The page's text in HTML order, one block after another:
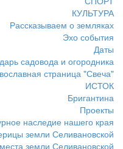
КУЛЬТУРА
Рассказываем о земляках
Эхо события
Даты
садовода и огородника
страница "Свеча"
ИСТОК
Бригантина
Проекты
наследие нашего края
земли Селивановской
земли Селивановской